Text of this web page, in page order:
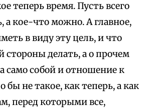
теперь время. Пусть всего
а кое-что можно. А главное,
в виду эту цель, и что
стороны делать, а о прочем
само собой и отношение к
не такое, как теперь, а как
перед которыми все,